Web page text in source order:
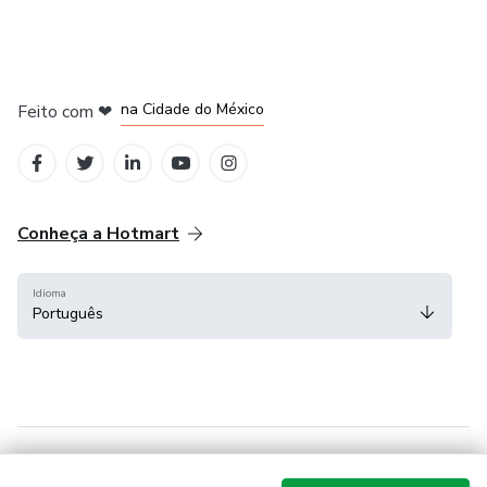
Feito com ❤ na Cidade do México
Conheça a Hotmart
Idioma
Português